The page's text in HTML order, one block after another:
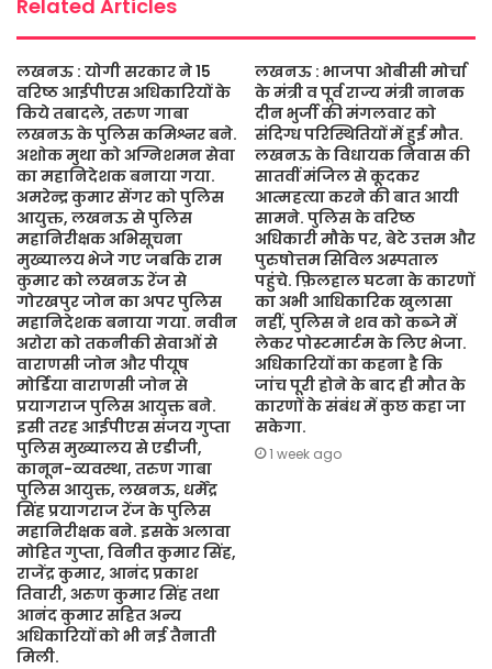
Related Articles
लखनऊ : योगी सरकार ने 15
वरिष्ठ आईपीएस अधिकारियों के
किये तबादले, तरुण गाबा
लखनऊ के पुलिस कमिश्नर बने.
अशोक मुथा को अग्निशमन सेवा
का महानिदेशक बनाया गया.
अमरेन्द्र कुमार सेंगर को पुलिस
आयुक्त, लखनऊ से पुलिस
महानिरीक्षक अभिसूचना
मुख्यालय भेजे गए जबकि राम
कुमार को लखनऊ रेंज से
गोरखपुर जोन का अपर पुलिस
महानिदेशक बनाया गया. नवीन
अरोरा को तकनीकी सेवाओं से
वाराणसी जोन और पीयूष
मोर्डिया वाराणसी जोन से
प्रयागराज पुलिस आयुक्त बने.
इसी तरह आईपीएस संजय गुप्ता
पुलिस मुख्यालय से एडीजी,
कानून-व्यवस्था, तरुण गाबा
पुलिस आयुक्त, लखनऊ, धर्मेंद्र
सिंह प्रयागराज रेंज के पुलिस
महानिरीक्षक बने. इसके अलावा
मोहित गुप्ता, विनीत कुमार सिंह,
राजेंद्र कुमार, आनंद प्रकाश
तिवारी, अरुण कुमार सिंह तथा
आनंद कुमार सहित अन्य
अधिकारियों को भी नई तैनाती
मिली.
लखनऊ : भाजपा ओबीसी मोर्चा
के मंत्री व पूर्व राज्य मंत्री नानक
दीन भुर्जी की मंगलवार को
संदिग्ध परिस्थितियों में हुई मौत.
लखनऊ के विधायक निवास की
सातवीं मंजिल से कूदकर
आत्महत्या करने की बात आयी
सामने. पुलिस के वरिष्ठ
अधिकारी मौके पर, बेटे उत्तम और
पुरुषोत्तम सिविल अस्पताल
पहुंचे. फ़िलहाल घटना के कारणों
का अभी आधिकारिक खुलासा
नहीं, पुलिस ने शव को कब्जे में
लेकर पोस्टमार्टम के लिए भेजा.
अधिकारियों का कहना है कि
जांच पूरी होने के बाद ही मौत के
कारणों के संबंध में कुछ कहा जा
सकेगा.
1 week ago